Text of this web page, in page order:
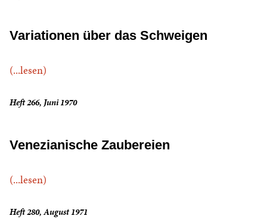
Variationen über das Schweigen
(...lesen)
Heft 266, Juni 1970
Venezianische Zaubereien
(...lesen)
Heft 280, August 1971